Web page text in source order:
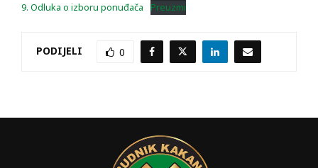
9. Odluka o izboru ponuđača Preuzmi
PODIJELI 0